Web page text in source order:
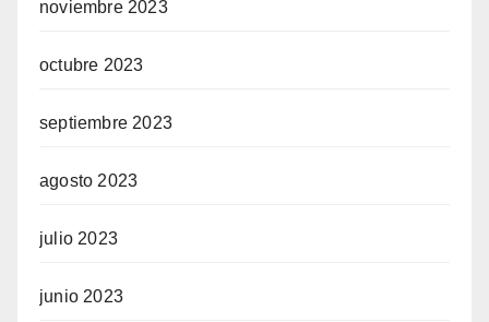
noviembre 2023
octubre 2023
septiembre 2023
agosto 2023
julio 2023
junio 2023